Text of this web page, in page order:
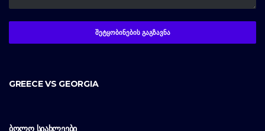
GREECE VS GEORGIA
ᲑᲝᲚᲝ ᲡᲘᲐᲮᲚᲔᲔᲑᲘ